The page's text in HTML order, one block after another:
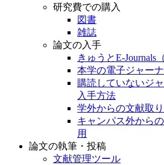
研究費での購入
図書
雑誌
論文の入手
きゅうとE-Journals
本学の電子ジャー
購読していないジ
入手方法
学外からの文献取
キャンパス外から
用
論文の執筆・投稿
文献管理ツール